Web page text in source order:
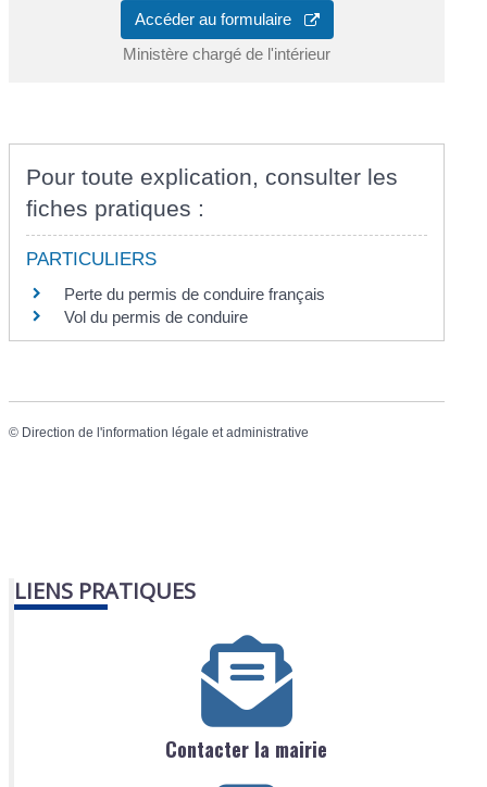
Accéder au formulaire
Ministère chargé de l'intérieur
Pour toute explication, consulter les
fiches pratiques :
PARTICULIERS
Perte du permis de conduire français
Vol du permis de conduire
© Direction de l'information légale et administrative
LIENS PRATIQUES
Contacter la mairie